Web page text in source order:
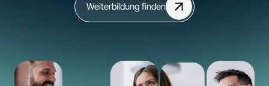
Weiterbildung finden